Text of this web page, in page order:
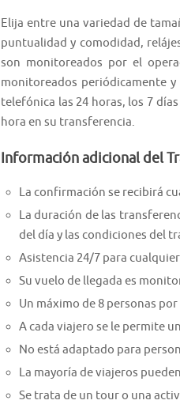
Elija entre una variedad de
puntualidad y comodidad,
son monitoreados por el
monitoreados periódicamente
telefónica las 24 horas, los 7
hora en su transferencia.
Información adicional del
La confirmación se recibirá
La duración de las
del día y las condiciones del
Asistencia 24/7 para
Su vuelo de llegada es
Un máximo de 8 personas
A cada viajero se le permite
No está adaptado para
La mayoría de viajeros
Se trata de un tour o una